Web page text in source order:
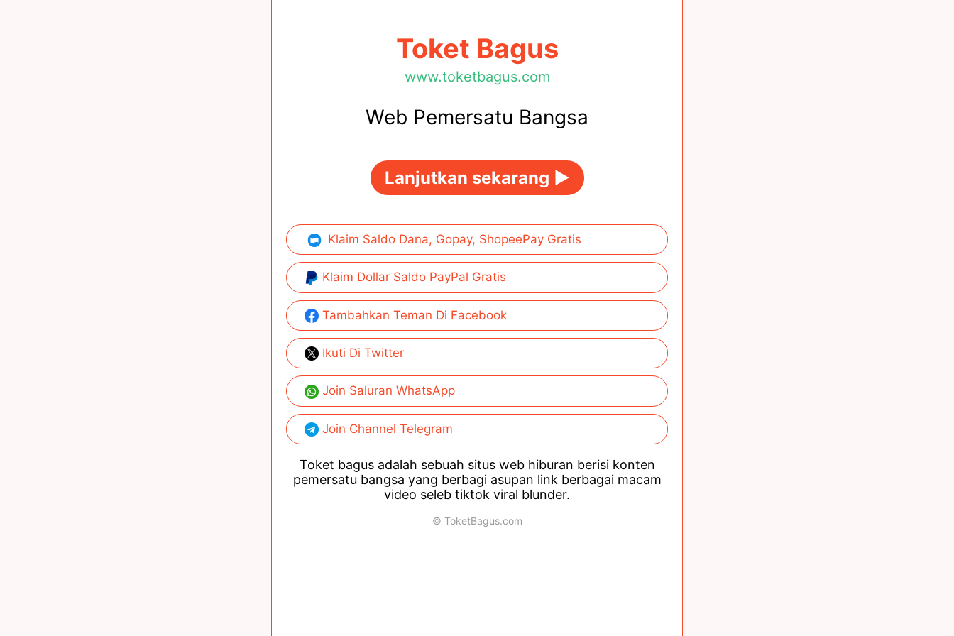
Toket Bagus
www.toketbagus.com
Web Pemersatu Bangsa
Lanjutkan sekarang ►
Klaim Saldo Dana, Gopay, ShopeePay Gratis
Klaim Dollar Saldo PayPal Gratis
Tambahkan Teman Di Facebook
Ikuti Di Twitter
Join Saluran WhatsApp
Join Channel Telegram
Toket bagus adalah sebuah situs web hiburan berisi konten
pemersatu bangsa yang berbagi asupan link berbagai macam
video seleb tiktok viral blunder.
© ToketBagus.com